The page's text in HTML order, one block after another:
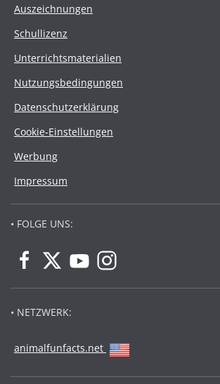
Auszeichnungen
Schullizenz
Unterrichtsmaterialien
Nutzungsbedingungen
Datenschutzerklärung
Cookie-Einstellungen
Werbung
Impressum
• FOLGE UNS:
• NETZWERK:
animalfunfacts.net